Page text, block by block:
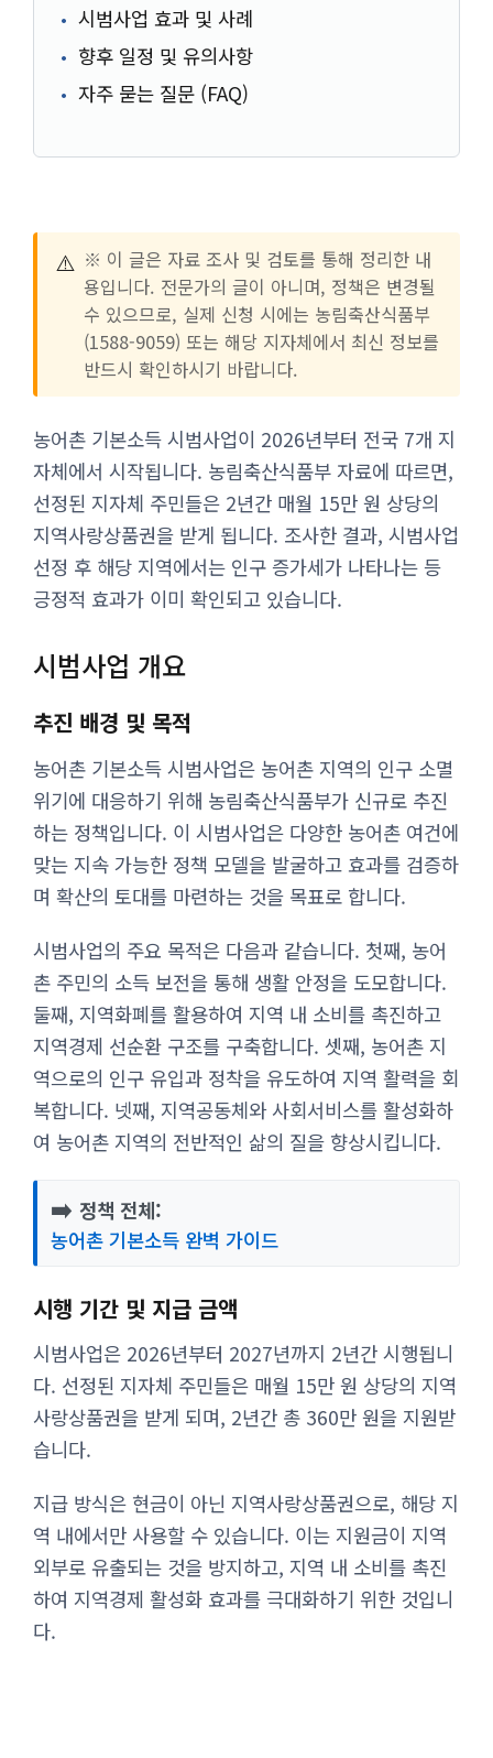
시범사업 효과 및 사례
향후 일정 및 유의사항
자주 묻는 질문 (FAQ)
⚠️ ※ 이 글은 자료 조사 및 검토를 통해 정리한 내
용입니다. 전문가의 글이 아니며, 정책은 변경될
수 있으므로, 실제 신청 시에는 농림축산식품부
(1588-9059) 또는 해당 지자체에서 최신 정보를
반드시 확인하시기 바랍니다.
농어촌 기본소득 시범사업이 2026년부터 전국 7개 지
자체에서 시작됩니다. 농림축산식품부 자료에 따르면,
선정된 지자체 주민들은 2년간 매월 15만 원 상당의
지역사랑상품권을 받게 됩니다. 조사한 결과, 시범사업
선정 후 해당 지역에서는 인구 증가세가 나타나는 등
긍정적 효과가 이미 확인되고 있습니다.
시범사업 개요
추진 배경 및 목적
농어촌 기본소득 시범사업은 농어촌 지역의 인구 소멸
위기에 대응하기 위해 농림축산식품부가 신규로 추진
하는 정책입니다. 이 시범사업은 다양한 농어촌 여건에
맞는 지속 가능한 정책 모델을 발굴하고 효과를 검증하
며 확산의 토대를 마련하는 것을 목표로 합니다.
시범사업의 주요 목적은 다음과 같습니다. 첫째, 농어
촌 주민의 소득 보전을 통해 생활 안정을 도모합니다.
둘째, 지역화폐를 활용하여 지역 내 소비를 촉진하고
지역경제 선순환 구조를 구축합니다. 셋째, 농어촌 지
역으로의 인구 유입과 정착을 유도하여 지역 활력을 회
복합니다. 넷째, 지역공동체와 사회서비스를 활성화하
여 농어촌 지역의 전반적인 삶의 질을 향상시킵니다.
➡️ 정책 전체:
농어촌 기본소득 완벽 가이드
시행 기간 및 지급 금액
시범사업은 2026년부터 2027년까지 2년간 시행됩니
다. 선정된 지자체 주민들은 매월 15만 원 상당의 지역
사랑상품권을 받게 되며, 2년간 총 360만 원을 지원받
습니다.
지급 방식은 현금이 아닌 지역사랑상품권으로, 해당 지
역 내에서만 사용할 수 있습니다. 이는 지원금이 지역
외부로 유출되는 것을 방지하고, 지역 내 소비를 촉진
하여 지역경제 활성화 효과를 극대화하기 위한 것입니
다.